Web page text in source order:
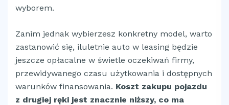
wyborem.
Zanim jednak wybierzesz konkretny model, warto
zastanowić się, iluletnie auto w leasing będzie
jeszcze opłacalne w świetle oczekiwań firmy,
przewidywanego czasu użytkowania i dostępnych
warunków finansowania. Koszt zakupu pojazdu
z drugiej ręki jest znacznie niższy, co ma